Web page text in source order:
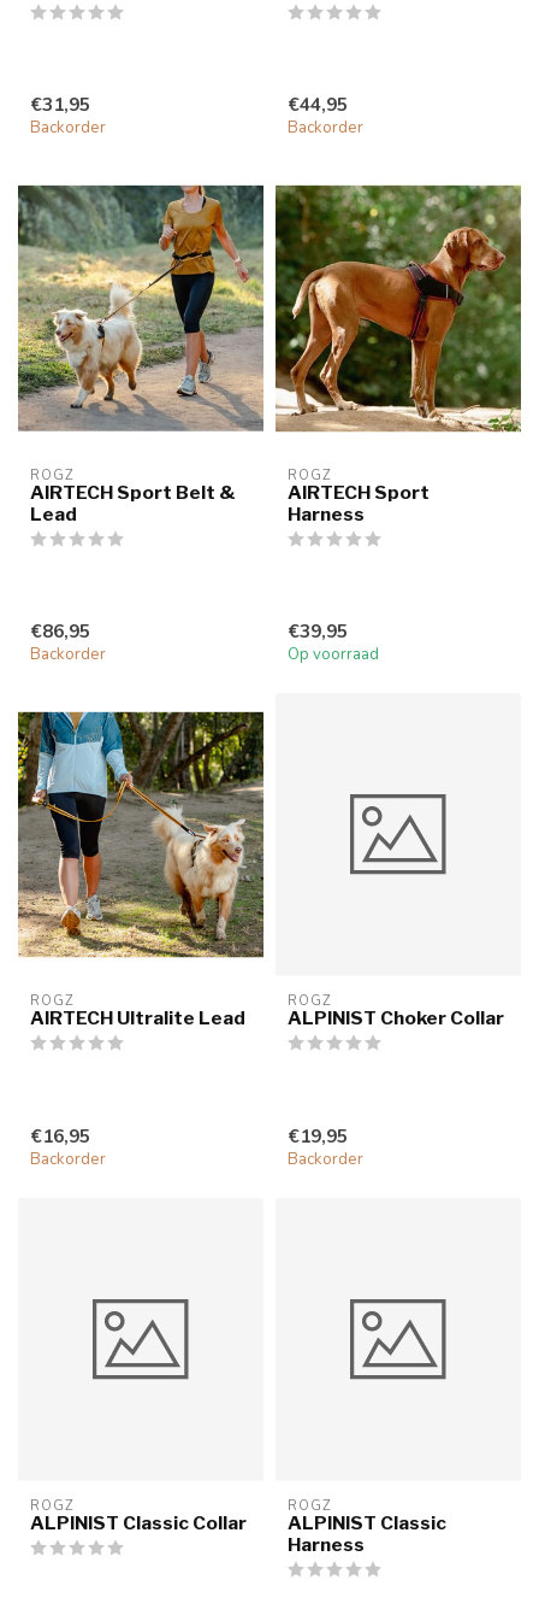
€31,95
Backorder
€44,95
Backorder
ROGZ
AIRTECH Sport Belt &
Lead
€86,95
Backorder
ROGZ
AIRTECH Sport
Harness
€39,95
Op voorraad
ROGZ
AIRTECH Ultralite Lead
€16,95
Backorder
ROGZ
ALPINIST Choker Collar
€19,95
Backorder
ROGZ
ALPINIST Classic Collar
ROGZ
ALPINIST Classic
Harness